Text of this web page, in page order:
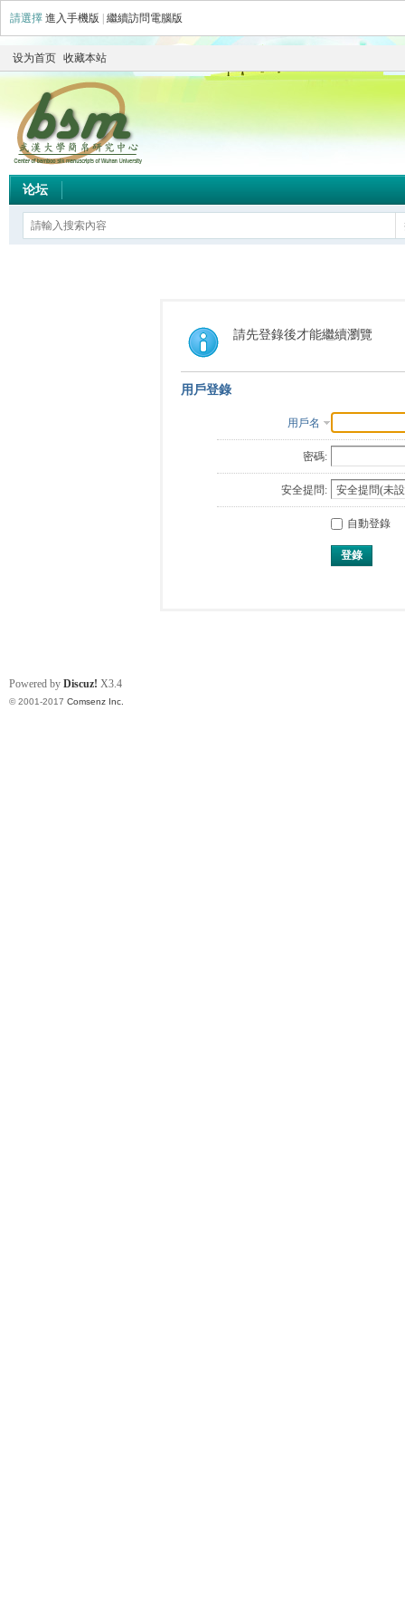
請選擇 進入手機版 繼續訪問電腦版
设为首页 收藏本站
论坛
請先登錄後才能繼續瀏覽
用戶登錄
用戶名
密碼:
安全提問:
自動登錄
登錄
Powered by Discuz! X3.4
© 2001-2017 Comsenz Inc.